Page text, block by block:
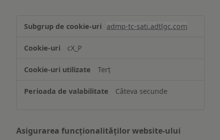
și/sau
informațiilor
pe
dispozitiv
admp-tc-sati.adtlgc.com
cX_P
Terț
Câteva secunde
Asigurarea funcționalităților website-ului